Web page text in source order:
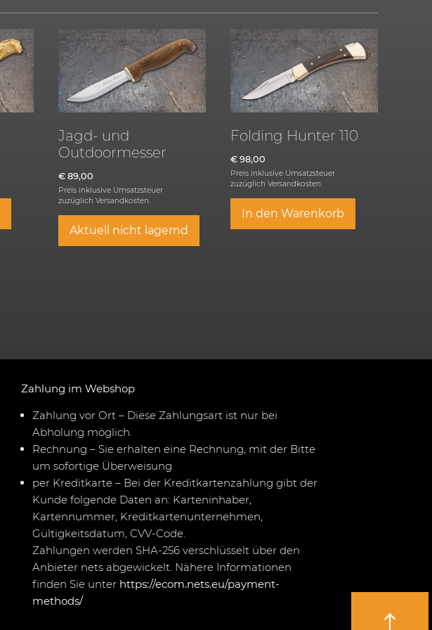
Jagd- und
Outdoormesser
€89,00
Preis inklusive Umsatzsteuer
zuzüglich Versandkosten.
Aktuell nicht lagernd
Folding Hunter 110
€98,00
Preis inklusive Umsatzsteuer
zuzüglich Versandkosten.
In den Warenkorb
Zahlung im Webshop
Zahlung vor Ort – Diese Zahlungsart ist nur bei
Abholung möglich.
Rechnung – Sie erhalten eine Rechnung, mit der Bitte
um sofortige Überweisung
per Kreditkarte – Bei der Kreditkartenzahlung gibt der
Kunde folgende Daten an: Karteninhaber,
Kartennummer, Kreditkartenunternehmen,
Gültigkeitsdatum, CVV-Code.
Zahlungen werden SHA-256 verschlüsselt über den
Anbieter nets abgewickelt. Nähere Informationen
finden Sie unter https://ecom.nets.eu/payment-
methods/